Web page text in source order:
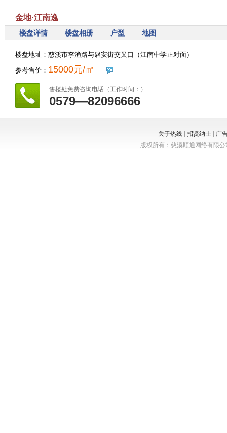
金地·江南逸
楼盘详情 楼盘相册 户型 地图
楼盘地址：慈溪市李渔路与磐安街交叉口（江南中学正对面）
参考售价： 15000元/㎡
售楼处免费咨询电话（工作时间：）
0579—82096666
关于热线| 招贤纳士|
广
版权所有：慈溪顺通网络有限